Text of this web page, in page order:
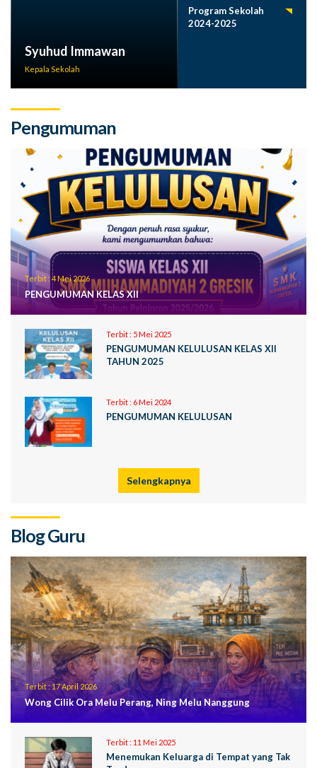
Syuhud Immawan
Kepala Sekolah
Program Sekolah
2024-2025
Pengumuman
Terbit : 4 Mei 2026
PENGUMUMAN KELAS XII
Terbit : 5 Mei 2025
PENGUMUMAN KELULUSAN KELAS XII
TAHUN 2025
Terbit : 6 Mei 2024
PENGUMUMAN KELULUSAN
Selengkapnya
Blog Guru
Terbit :17 April 2026
Wong Cilik Ora Melu Perang, Ning Melu Nanggung
Terbit : 11 Mei 2025
Menemukan Keluarga di Tempat yang Tak